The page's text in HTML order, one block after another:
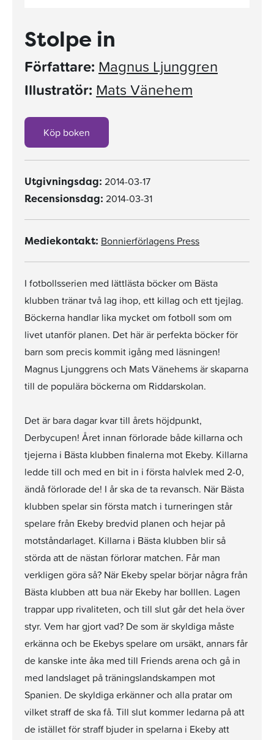
Stolpe in
Författare: Magnus Ljunggren
Illustratör: Mats Vänehem
Köp boken
Utgivningsdag: 2014-03-17
Recensionsdag: 2014-03-31
Mediekontakt: Bonnierförlagens Press
I fotbollsserien med lättlästa böcker om Bästa
klubben tränar två lag ihop, ett killag och ett tjejlag.
Böckerna handlar lika mycket om fotboll som om
livet utanför planen. Det här är perfekta böcker för
barn som precis kommit igång med läsningen!
Magnus Ljunggrens och Mats Vänehems är skaparna
till de populära böckerna om Riddarskolan.
Det är bara dagar kvar till årets höjdpunkt,
Derbycupen! Året innan förlorade både killarna och
tjejerna i Bästa klubben finalerna mot Ekeby. Killarna
ledde till och med en bit in i första halvlek med 2-0,
ändå förlorade de! I år ska de ta revansch. När Bästa
klubben spelar sin första match i turneringen står
spelare från Ekeby bredvid planen och hejar på
motståndarlaget. Killarna i Bästa klubben blir så
störda att de nästan förlorar matchen. Får man
verkligen göra så? När Ekeby spelar börjar några från
Bästa klubben att bua när Ekeby har bolllen. Lagen
trappar upp rivaliteten, och till slut går det hela över
styr. Vem har gjort vad? De som är skyldiga måste
erkänna och be Ekebys spelare om ursäkt, annars får
de kanske inte åka med till Friends arena och gå in
med landslaget på träningslandskampen mot
Spanien. De skyldiga erkänner och alla pratar om
vilket straff de ska få. Till slut kommer ledarna på att
de istället för straff bjuder in spelarna i Ekeby att